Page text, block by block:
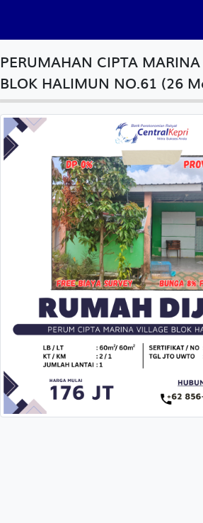
PERUMAHAN CIPTA
BLOK HALIMUN NO.61 (26